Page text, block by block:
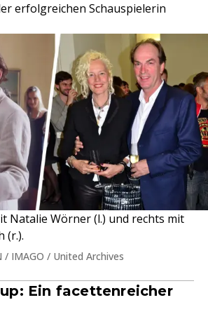
erfolgreichen Schauspielerin
Natalie Wörner (l.) und rechts mit
(r.).
/ IMAGO / United Archives
Ein facettenreicher